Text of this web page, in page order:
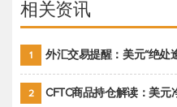
相关资讯
1 外汇交易提醒：美元“绝处
2 CFTC商品持仓解读：美元净空头创